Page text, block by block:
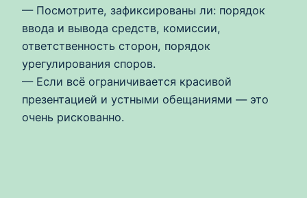
— Посмотрите, зафиксированы ли: порядок
ввода и вывода средств, комиссии,
ответственность сторон, порядок
урегулирования споров.
— Если всё ограничивается красивой
презентацией и устными обещаниями — это
очень рискованно.